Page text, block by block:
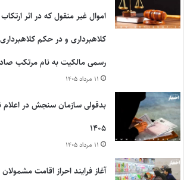
اموال غیر منقول که در اثر
کلاهبرداری و در حکم
رسمی مالکیت به نام مرتکب
۱۱ مرداد ۱۴۰۵
بدقولی سازمان سنجش در اعلام
۱۴۰۵
۱۱ مرداد ۱۴۰۵
آغاز فرایند احراز اقامت